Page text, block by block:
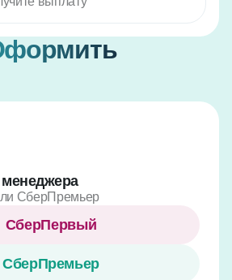
менеджера
СберПремьер
СберПервый
СберПремьер